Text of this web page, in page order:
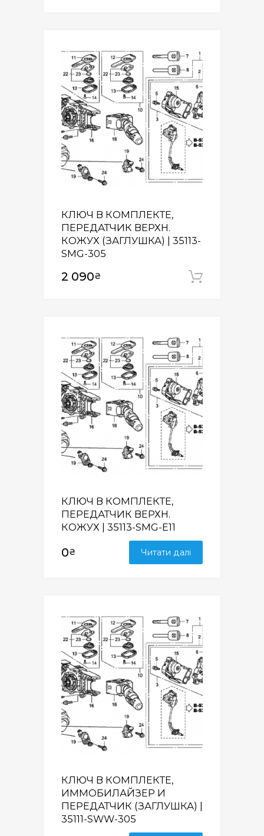
КЛЮЧ В КОМПЛЕКТЕ,
ПЕРЕДАТЧИК ВЕРХН.
КОЖУХ (ЗАГЛУШКА) | 35113-
SMG-305
2 090₴
КЛЮЧ В КОМПЛЕКТЕ,
ПЕРЕДАТЧИК ВЕРХН.
КОЖУХ | 35113-SMG-E11
0₴ Читати далі
КЛЮЧ В КОМПЛЕКТЕ,
ИММОБИЛАЙЗЕР И
ПЕРЕДАТЧИК (ЗАГЛУШКА) |
35111-SWW-305